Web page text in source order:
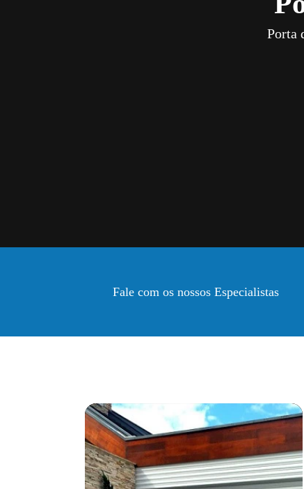
Porta
Fale com os nossos Especialistas